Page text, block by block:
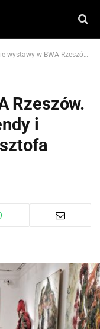
w BWA Rzeszów. Obrazy Andrzeja Grendy i kolorowe prace Krzysztofa Koraba
Rzeszów.
i